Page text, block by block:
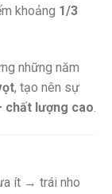
khoảng 1/3
những năm
, tạo nên sự
chất lượng cao.
ít → trái nho